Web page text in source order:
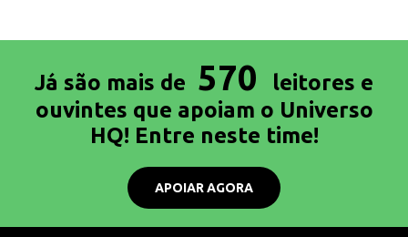
Já são mais de 570
leitores e
ouvintes que apoiam o Universo
HQ! Entre neste time!
APOIAR AGORA